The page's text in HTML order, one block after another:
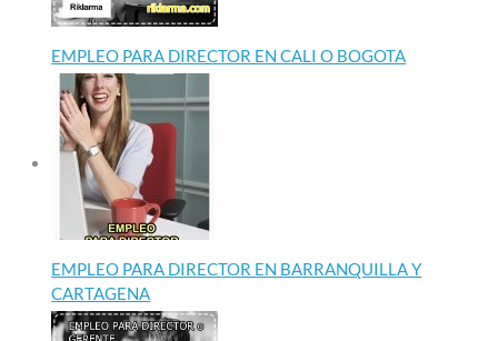
EMPLEO PARA DIRECTOR EN CALI O BOGOTA
EMPLEO PARA DIRECTOR EN BARRANQUILLA Y
CARTAGENA